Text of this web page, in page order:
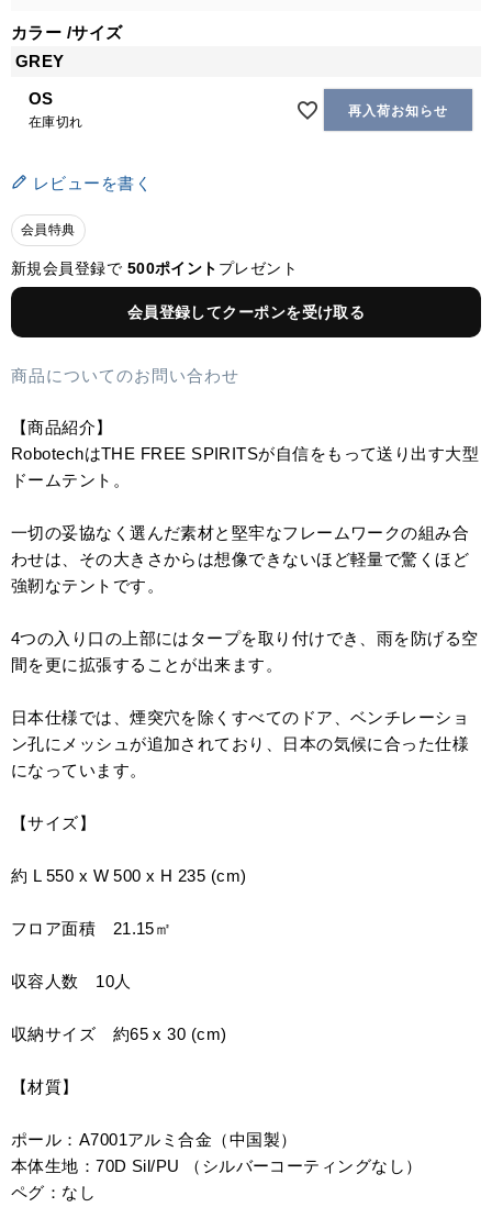
カラー サイズ
GREY
OS
在庫切れ
再入荷お知らせ
レビューを書く
会員特典
新規会員登録で 500ポイント プレゼント
会員登録してクーポンを受け取る
商品についてのお問い合わせ
【商品紹介】
RobotechはTHE FREE SPIRITSが自信をもって送り出す大型
ドームテント。
一切の妥協なく選んだ素材と堅牢なフレームワークの組み合
わせは、その大きさからは想像できないほど軽量で驚くほど
強靭なテントです。
4つの入り口の上部にはタープを取り付けでき、雨を防げる空
間を更に拡張することが出来ます。
日本仕様では、煙突穴を除くすべてのドア、ベンチレーショ
ン孔にメッシュが追加されており、日本の気候に合った仕様
になっています。
【サイズ】
約 L 550 x W 500 x H 235 (cm)
フロア面積 21.15㎡
収容人数 10人
収納サイズ 約65 x 30 (cm)
【材質】
ポール：A7001アルミ合金（中国製）
本体生地：70D Sil/PU （シルバーコーティングなし）
ペグ：なし